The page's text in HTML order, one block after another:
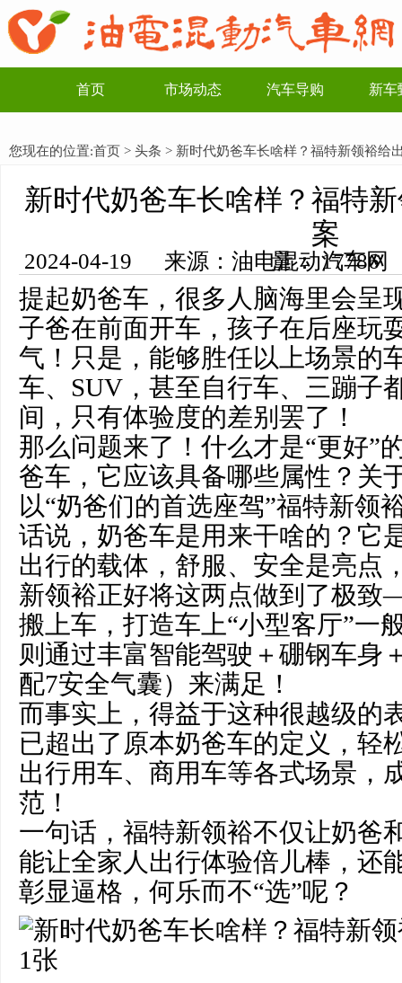
首页 市场动态 汽车导购 新车
您现在的位置:首页 > 头条 > 新时代奶爸车长啥样？福特新领裕给
新时代奶爸车长啥样？福特
案
2024-04-19 来源：油电混动汽车网 编辑：李一博 浏览量： 17786
提起奶爸车，很多人脑海里会呈
子爸在前面开车，孩子在后座玩
气！只是，能够胜任以上场景的
车、SUV，甚至自行车、三蹦
间，只有体验度的差别罢了！
那么问题来了！什么才是“更好”
爸车，它应该具备哪些属性？关
以“奶爸们的首选座驾”福特新领
话说，奶爸车是用来干啥的？它
出行的载体，舒服、安全是亮点
新领裕正好将这两点做到了极
搬上车，打造车上“小型客厅”一
则通过丰富智能驾驶＋硼钢车身
配7安全气囊）来满足！
而事实上，得益于这种很越级的
已超出了原本奶爸车的定义，轻
出行用车、商用车等各式场景，
范！
一句话，福特新领裕不仅让奶爸
能让全家人出行体验倍儿棒，还
彰显逼格，何乐而不“选”呢？